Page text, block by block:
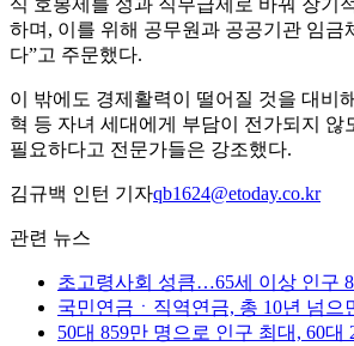
식 호봉제를 성과 직무급제로 바꿔 장기
하며, 이를 위해 공무원과 공공기관 임금
다”고 주문했다.
이 밖에도 경제활력이 떨어질 것을 대비
혁 등 자녀 세대에게 부담이 전가되지 않
필요하다고 전문가들은 강조했다.
김규백 인턴 기자qb1624@etoday.co.kr
관련 뉴스
초고령사회 성큼…65세 이상 인구
국민연금ㆍ직역연금, 총 10년 넘으
50대 859만 명으로 인구 최대, 60대